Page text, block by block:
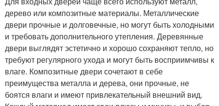
дерево или композитные материалы. Металлические
двери прочные и долговечные, но могут быть холодными
и требовать дополнительного утепления. Деревянные
двери выглядят эстетично и хорошо сохраняют тепло, но
требуют регулярного ухода и могут быть восприимчивы к
влаге. Композитные двери сочетают в себе
преимущества металла и дерева, они прочные, не
боятся влаги и имеют привлекательный внешний вид.